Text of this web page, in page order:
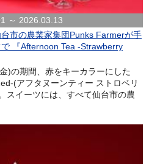
～ 2026.03.13
台市の農業家集団Punks Farmerが手
『Afternoon Tea -Strawberry
)の期間、赤をキーカラーにした
(アフタヌーンティー ストロベリ
スイーツには、すべて仙台市の農